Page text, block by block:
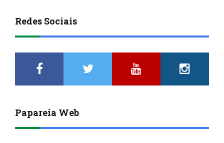
Redes Sociais
Papareia Web